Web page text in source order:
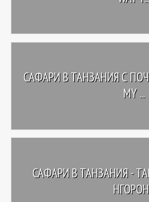
САФАРИ В ТАНЗАНИЯ С
MY ...
САФАРИ В ТАНЗАНИЯ -